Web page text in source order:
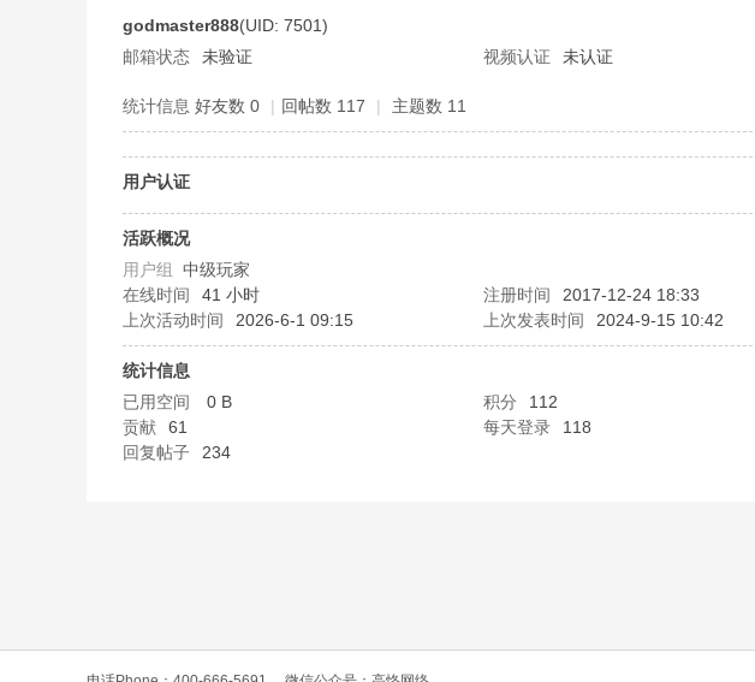
L
godmaster888(UID: 7501)
邮箱状态
未验证 视频认证 未认证
统计信息 好友数 0 | 回帖数 117 | 主题数 11
用户认证
活跃概况
用户组 中级玩家
在线时间
41 小时 注册时间 2017-12-24 18:33
上次活动时间
2026-6-1 09:15 上次发表时间 2024-9-15 10:42
统计信息
已用空间
0 B 积分 112
贡献
61 每天登录 118
回复帖子
234